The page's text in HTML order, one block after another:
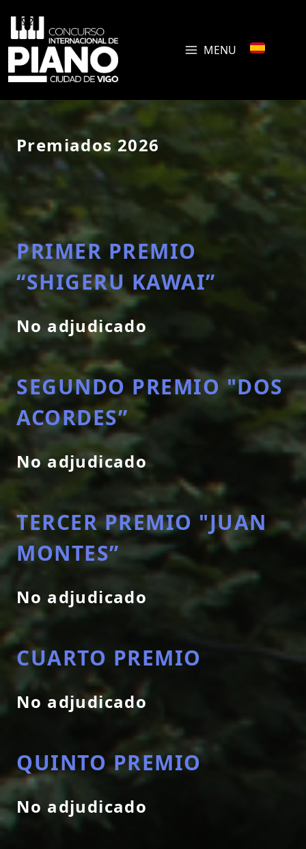
MENU
Premiados 2026
PRIMER PREMIO
“SHIGERU KAWAI”
No adjudicado
SEGUNDO PREMIO "DOS
ACORDES”
No adjudicado
TERCER PREMIO "JUAN
MONTES”
No adjudicado
CUARTO PREMIO
No adjudicado
QUINTO PREMIO
No adjudicado